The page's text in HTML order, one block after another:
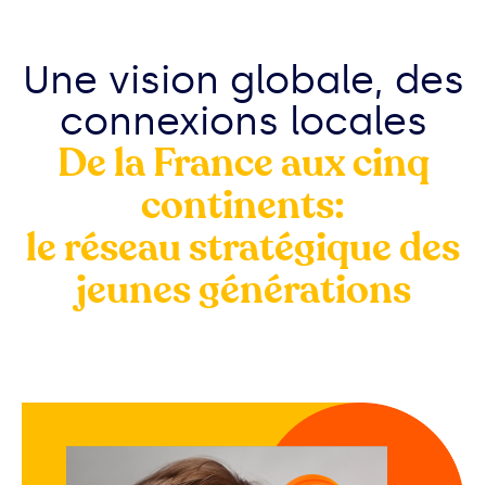
Une vision globale, des
connexions locales
De la France aux cinq
continents:
le réseau stratégique des
jeunes générations